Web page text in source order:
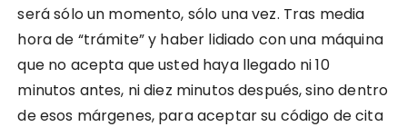
será sólo un momento, sólo una vez. Tras media
hora de “trámite” y haber lidiado con una máquina
que no acepta que usted haya llegado ni 10
minutos antes, ni diez minutos después, sino dentro
de esos márgenes, para aceptar su código de cita